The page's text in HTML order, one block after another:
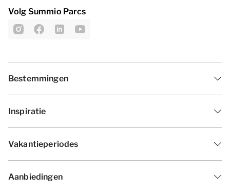
Volg Summio Parcs
Bestemmingen
Inspiratie
Vakantieperiodes
Aanbiedingen